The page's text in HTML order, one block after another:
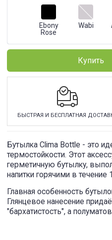
Ebony
Rose
Wabi
Купить
БЫСТРАЯ И БЕСПЛАТНАЯ
Бутылка Clima Bottle - это
термостойкости. Этот
герметичную бутылку,
напитки горячими в
Главная особенность
Глянцевое нанесение
"бархатистость", а